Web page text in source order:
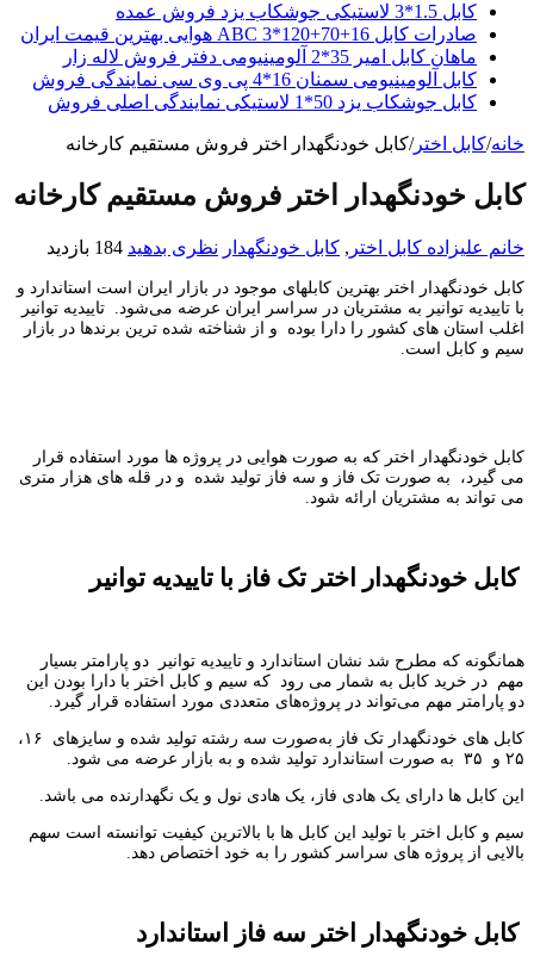
کابل 1.5*3 لاستیکی جوشکاب یزد فروش عمده
صادرات کابل 16+70+120*3 ABC هوایی بهترین قیمت ایران
ماهان کابل امیر 35*2 آلومینیومی دفتر فروش لاله زار
کابل آلومینیومی سمنان 16*4 پی وی سی نمایندگی فروش
کابل جوشکاب یزد 50*1 لاستیکی نمایندگی اصلی فروش
خانه/کابل اختر/کابل خودنگهدار اختر فروش مستقیم کارخانه
کابل خودنگهدار اختر فروش مستقیم کارخانه
خانم علیزاده کابل اختر , کابل خودنگهدار نظری بدهید 184 بازدید
کابل خودنگهدار اختر بهترین کابلهای موجود در بازار ایران است استاندارد و
با تاییدیه توانیر به مشتریان در سراسر ایران عرضه می‌شود. تاییدیه توانیر
اغلب استان های کشور را دارا بوده و از شناخته شده ترین برندها در بازار
سیم و کابل است.
کابل خودنگهدار اختر که به صورت هوایی در پروژه ها مورد استفاده قرار
می گیرد، به صورت تک فاز و سه فاز تولید شده و در قله های هزار متری
می تواند به مشتریان ارائه شود.
کابل خودنگهدار اختر تک فاز با تاییدیه توانیر
همانگونه که مطرح شد نشان استاندارد و تاییدیه توانیر دو پارامتر بسیار
مهم در خرید کابل به شمار می رود که سیم و کابل اختر با دارا بودن این
دو پارامتر مهم می‌تواند در پروژه‌های متعددی مورد استفاده قرار گیرد.
کابل های خودنگهدار تک فاز به‌صورت سه رشته تولید شده و سایزهای ۱۶،
۲۵ و ۳۵ به صورت استاندارد تولید شده و به بازار عرضه می شود.
این کابل ها دارای یک هادی فاز، یک هادی نول و یک نگهدارنده می باشد.
سیم و کابل اختر با تولید این کابل ها با بالاترین کیفیت توانسته است سهم
بالایی از پروژه های سراسر کشور را به خود اختصاص دهد.
کابل خودنگهدار اختر سه فاز استاندارد